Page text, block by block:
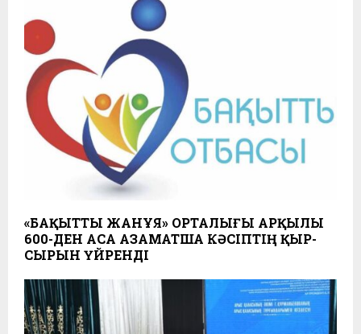
«БАҚЫТТЫ ЖАНҰЯ» ОРТАЛЫҒЫ АРҚЫЛЫ
600-ДЕН АСА АЗАМАТША КӘСІПТІҢ ҚЫР-
СЫРЫН ҮЙРЕНДІ